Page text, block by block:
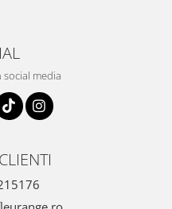
social media